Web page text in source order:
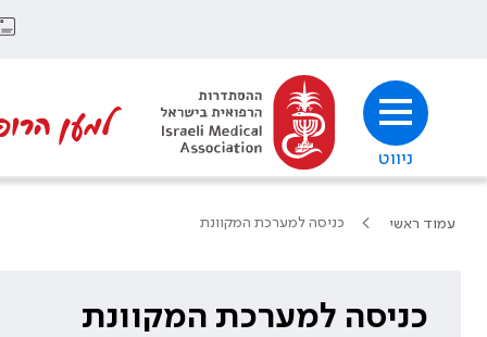
ניווט
למען
עמוד ראשי כניסה למערכת המקוונת
כניסה למערכת המקוונת